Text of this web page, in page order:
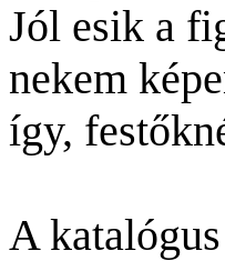
Jól esik a
nekem
így,
A